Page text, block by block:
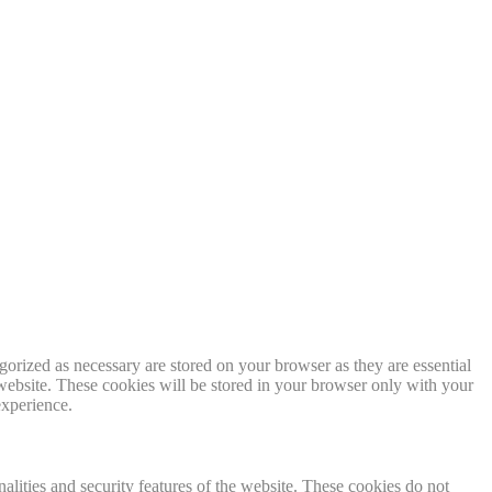
as necessary are stored on your browser as they are essential
These cookies will be stored in your browser only with your
and security features of the website. These cookies do not